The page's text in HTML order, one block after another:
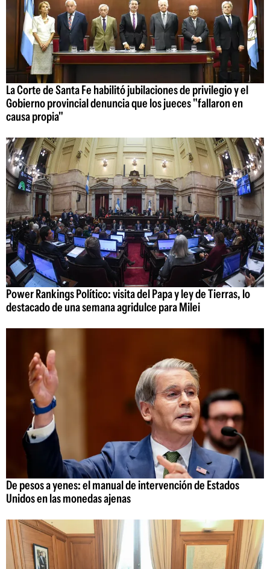
La Corte de Santa Fe habilitó jubilaciones de privilegio y el
Gobierno provincial denuncia que los jueces "fallaron en
causa propia"
Power Rankings Político: visita del Papa y ley de Tierras, lo
destacado de una semana agridulce para Milei
De pesos a yenes: el manual de intervención de Estados
Unidos en las monedas ajenas